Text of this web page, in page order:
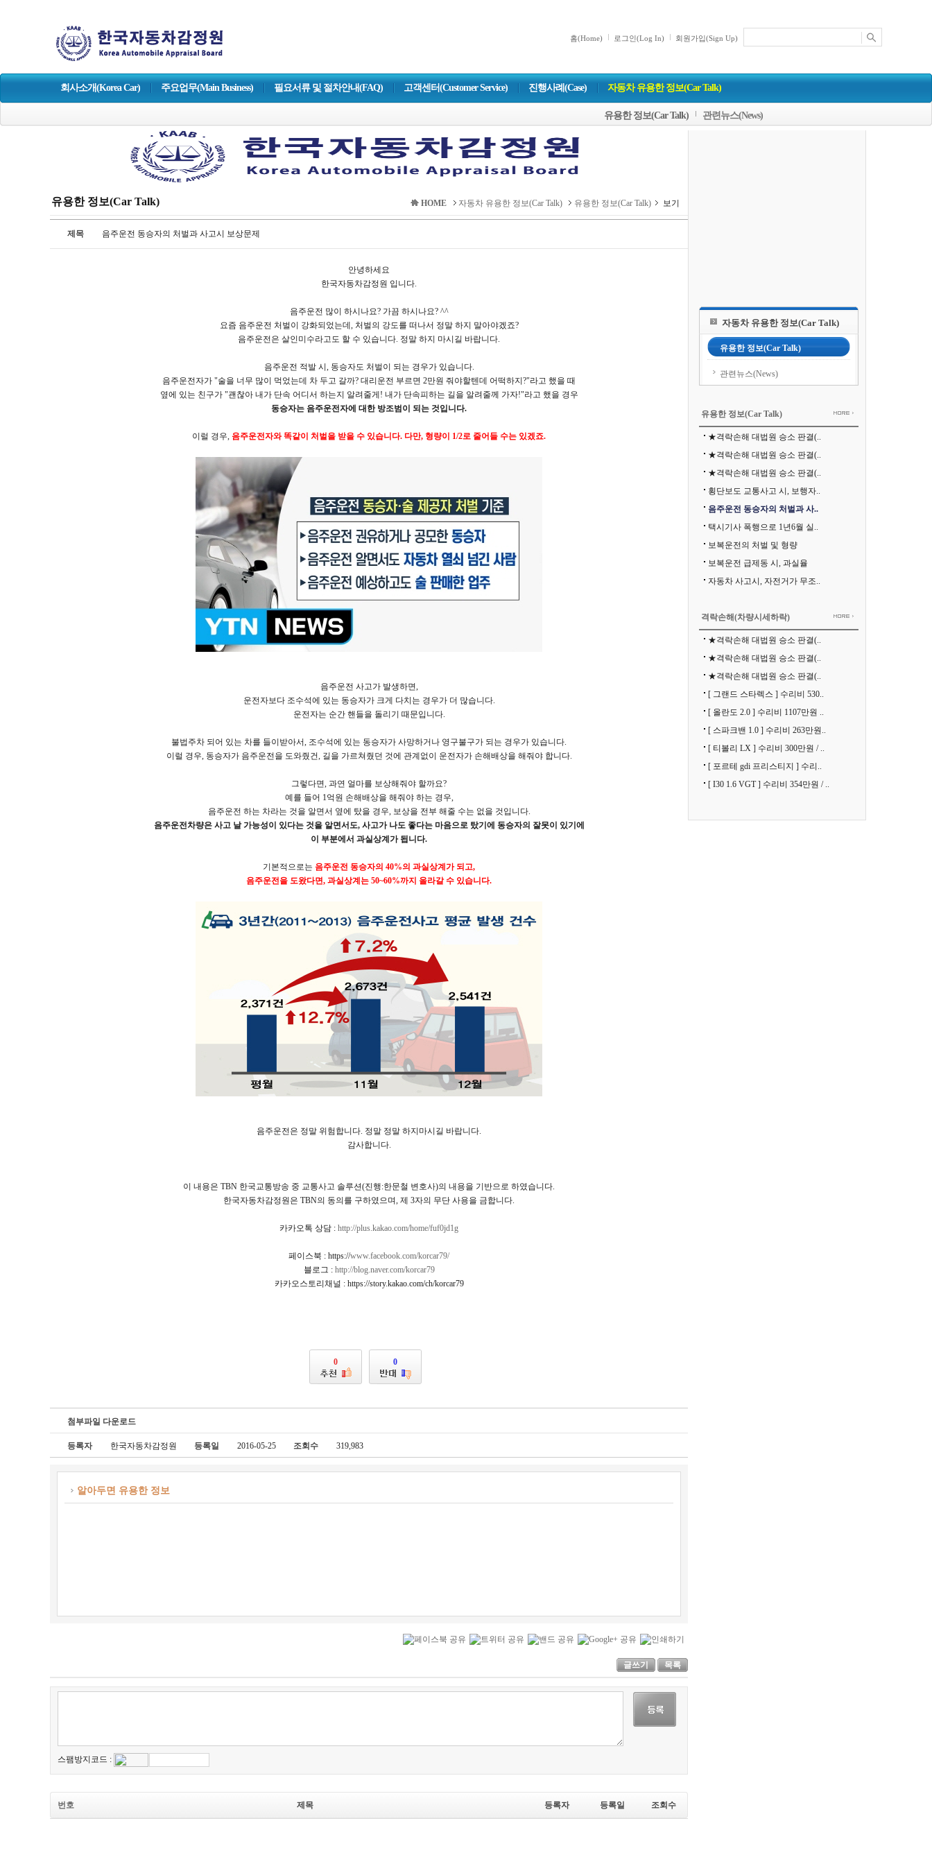
홈(Home) 로그인(Log In) 회원가입(Sign Up)
회사소개(Korea Car) 주요업무(Main Business) 필요서류 및 절차안내(FAQ) 고객센터(Customer Service) 진행사례(Case) 자동차 유용한 정보(Car Talk)
유용한 정보(Car Talk) 관련뉴스(News)
유용한 정보(Car Talk) HOME 자동차 유용한 정보(Car Talk) 유용한 정보(Car Talk) 보기
제목 음주운전 동승자의 처벌과 사고시 보상문제
안녕하세요
한국자동차감정원 입니다.
음주운전 많이 하시나요? 가끔 하시나요? ^^
요즘 음주운전 처벌이 강화되었는데, 처벌의 강도를 떠나서 정말 하지 말아야겠죠?
음주운전은 살인미수라고도 할 수 있습니다. 정말 하지 마시길 바랍니다.
음주운전 적발 시, 동승자도 처벌이 되는 경우가 있습니다.
음주운전자가 "술을 너무 많이 먹었는데 차 두고 갈까? 대리운전 부르면 2만원 줘야할텐데 어떡하지?"라고 했을 때
옆에 있는 친구가 "괜찮아 내가 단속 어디서 하는지 알려줄게! 내가 단속피하는 길을 알려줄께 가자!"라고 했을 경우
동승자는 음주운전자에 대한 방조범이 되는 것입니다.
이럴 경우, 음주운전자와 똑같이 처벌을 받을 수 있습니다. 다만, 형량이 1/2로 줄어들 수는 있겠죠.
음주운전 사고가 발생하면,
운전자보다 조수석에 있는 동승자가 크게 다치는 경우가 더 많습니다.
운전자는 순간 핸들을 돌리기 때문입니다.
불법주차 되어 있는 차를 들이받아서, 조수석에 있는 동승자가 사망하거나 영구불구가 되는 경우가 있습니다.
이럴 경우, 동승자가 음주운전을 도와줬건, 길을 가르쳐줬던 것에 관계없이 운전자가 손해배상을 해줘야 합니다.
그렇다면, 과연 얼마를 보상해줘야 할까요?
예를 들어 1억원 손해배상을 해줘야 하는 경우,
음주운전 하는 차라는 것을 알면서 옆에 탔을 경우, 보상을 전부 해줄 수는 없을 것입니다.
음주운전차량은 사고 날 가능성이 있다는 것을 알면서도, 사고가 나도 좋다는 마음으로 탔기에 동승자의 잘못이 있기에
이 부분에서 과실상계가 됩니다.
기본적으로는 음주운전 동승자의 40%의 과실상계가 되고,
음주운전을 도왔다면, 과실상계는 50~60%까지 올라갈 수 있습니다.
음주운전은 정말 위험합니다. 정말 정말 하지마시길 바랍니다.
감사합니다.
이 내용은 TBN 한국교통방송 중 교통사고 솔루션(진행:한문철 변호사)의 내용을 기반으로 하였습니다.
한국자동차감정원은 TBN의 동의를 구하였으며, 제 3자의 무단 사용을 금합니다.
카카오톡 상담 : http://plus.kakao.com/home/fuf0jd1g
페이스북 : https://www.facebook.com/korcar79/
블로그 : http://blog.naver.com/korcar79
카카오스토리채널 : https://story.kakao.com/ch/korcar79
0 0
첨부파일 다운로드
등록자 한국자동차감정원 등록일 2016-05-25 조회수 319,983
알아두면 유용한 정보
글쓰기 목록
스팸방지코드 :
번호 제목 등록자 등록일 조회수
자동차 유용한 정보(Car Talk)
유용한 정보(Car Talk)
관련뉴스(News)
유용한 정보(Car Talk)
★격락손해 대법원 승소 판결(..
★격락손해 대법원 승소 판결(..
★격락손해 대법원 승소 판결(..
횡단보도 교통사고 시, 보행자..
음주운전 동승자의 처벌과 사..
택시기사 폭행으로 1년6월 실..
보복운전의 처벌 및 형량
보복운전 급제동 시, 과실율
자동차 사고시, 자전거가 무조..
격락손해(차량시세하락)
★격락손해 대법원 승소 판결(..
★격락손해 대법원 승소 판결(..
★격락손해 대법원 승소 판결(..
[ 그랜드 스타렉스 ] 수리비 530..
[ 올란도 2.0 ] 수리비 1107만원 ..
[ 스파크밴 1.0 ] 수리비 263만원..
[ 티볼리 LX ] 수리비 300만원 / ..
[ 포르테 gdi 프리스티지 ] 수리..
[ I30 1.6 VGT ] 수리비 354만원 / ..